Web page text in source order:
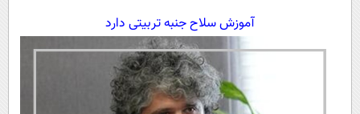
حیات وحش
سیاست خارجی
آموزش سلاح جنبه تربیتی دارد